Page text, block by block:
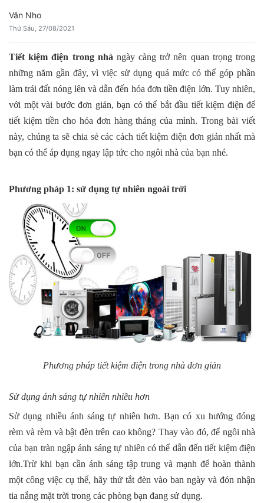
Văn Nho
Thứ Sáu, 27/08/2021
Tiết kiệm điện trong nhà ngày càng trở nên quan trọng trong
những năm gần đây, vì việc sử dụng quá mức có thể góp phần
làm trái đất nóng lên và dẫn đến hóa đơn tiền điện lớn. Tuy nhiên,
với một vài bước đơn giản, bạn có thể bắt đầu tiết kiệm điện để
tiết kiệm tiền cho hóa đơn hàng tháng của mình. Trong bài viết
này, chúng ta sẽ chia sẻ các cách tiết kiệm điện đơn giản nhất mà
bạn có thể áp dụng ngay lập tức cho ngôi nhà của bạn nhé.
Phương pháp 1: sử dụng tự nhiên ngoài trời
Phương pháp tiết kiệm điện trong nhà đơn giản
Sử dụng ánh sáng tự nhiên nhiều hơn
Sử dụng nhiều ánh sáng tự nhiên hơn. Bạn có xu hướng đóng
rèm và rèm và bật đèn trên cao không? Thay vào đó, để ngôi nhà
của bạn tràn ngập ánh sáng tự nhiên có thể dẫn đến tiết kiệm điện
lớn.Trừ khi bạn cần ánh sáng tập trung và mạnh để hoàn thành
một công việc cụ thể, hãy thử tắt đèn vào ban ngày và đón nhận
tia nắng mặt trời trong các phòng bạn đang sử dụng.